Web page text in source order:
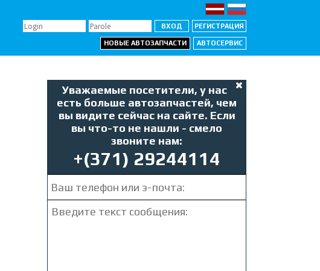
НОВЫЕ АВТОЗАПЧАСТИ АВТОСЕРВИС
Уважаемые посетители, у нас
есть больше автозапчастей, чем
вы видите сейчас на сайте. Если
вы что-то не нашли - смело
звоните нам:
+(371) 29244114